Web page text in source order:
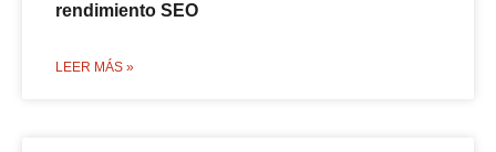
rendimiento SEO
LEER MÁS »